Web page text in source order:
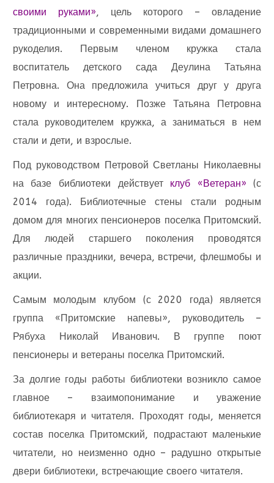
своими руками», цель которого – овладение
традиционными и современными видами домашнего
рукоделия. Первым членом кружка стала
воспитатель детского сада Деулина Татьяна
Петровна. Она предложила учиться друг у друга
новому и интересному. Позже Татьяна Петровна
стала руководителем кружка, а заниматься в нем
стали и дети, и взрослые.
Под руководством Петровой Светланы Николаевны
на базе библиотеки действует клуб «Ветеран» (с
2014 года). Библиотечные стены стали родным
домом для многих пенсионеров поселка Притомский.
Для людей старшего поколения проводятся
различные праздники, вечера, встречи, флешмобы и
акции.
Самым молодым клубом (с 2020 года) является
группа «Притомские напевы», руководитель –
Рябуха Николай Иванович. В группе поют
пенсионеры и ветераны поселка Притомский.
За долгие годы работы библиотеки возникло самое
главное – взаимопонимание и уважение
библиотекаря и читателя. Проходят годы, меняется
состав поселка Притомский, подрастают маленькие
читатели, но неизменно одно – радушно открытые
двери библиотеки, встречающие своего читателя.